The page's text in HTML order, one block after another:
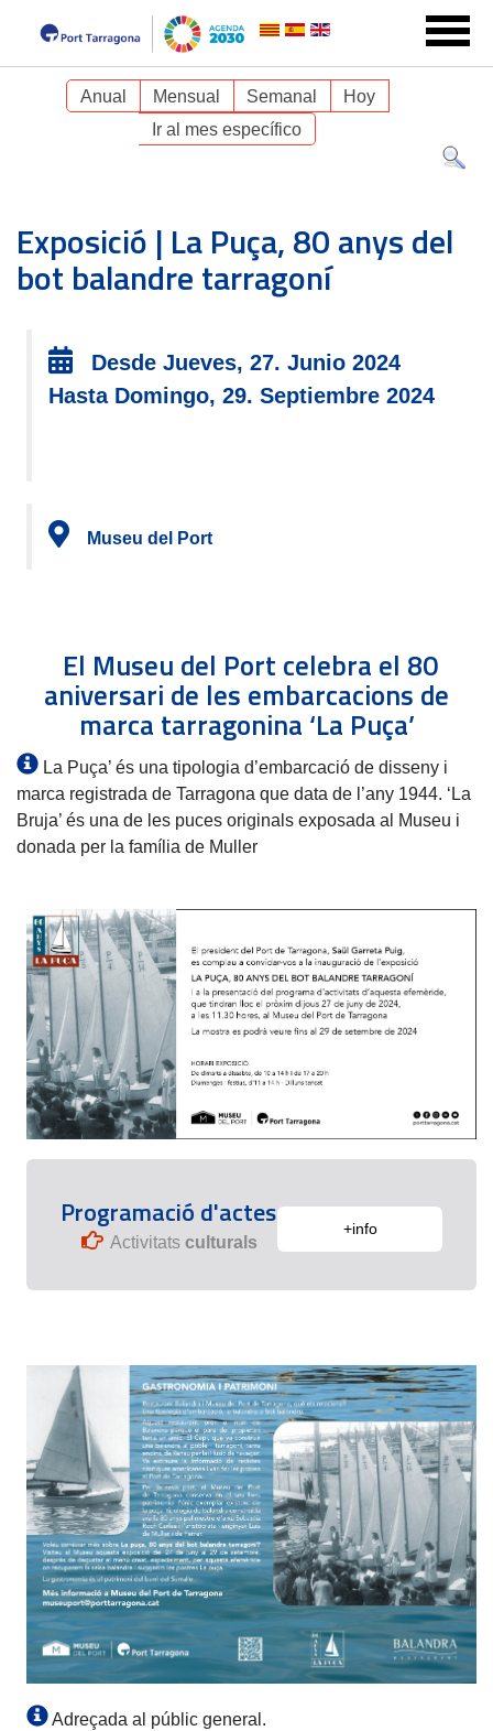
Anual Mensual Semanal
Hoy
Ir al mes específico
Exposició | La Puça, 80 anys del
bot balandre tarragoní
Desde Jueves, 27. Junio 2024
Hasta Domingo, 29. Septiembre 2024
Museu del Port
El Museu del Port celebra el 80
aniversari de les embarcacions de
marca tarragonina ‘La Puça’
La Puça’ és una tipologia d’embarcació de disseny i
marca registrada de Tarragona que data de l’any 1944. ‘La
Bruja’ és una de les puces originals exposada al Museu i
donada per la família de Muller
Programació d'actes
Activitats culturals
+info
Adreçada al públic general.